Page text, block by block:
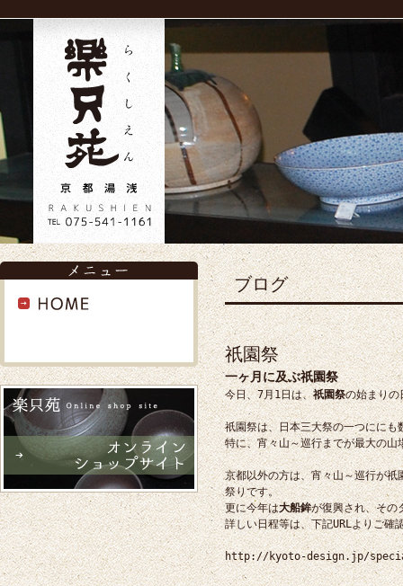
ブログ
祇園祭
一ヶ月に及ぶ祇園祭
今日、7月1日は、祇園祭の始まりの
祇園祭は、日本三大祭の一つにに
特に、宵々山～巡行までが最大の
京都以外の方は、宵々山～巡行が
祭りです。
更に今年は大船鉾が復興され、その
詳しい日程等は、下記URLよりご確
http://kyoto-design.jp/